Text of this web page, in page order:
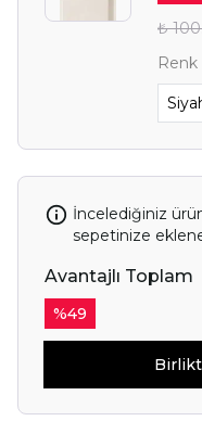
₺
Renk
İncelediğiniz
sepetinize
Avantajlı Toplam
%49